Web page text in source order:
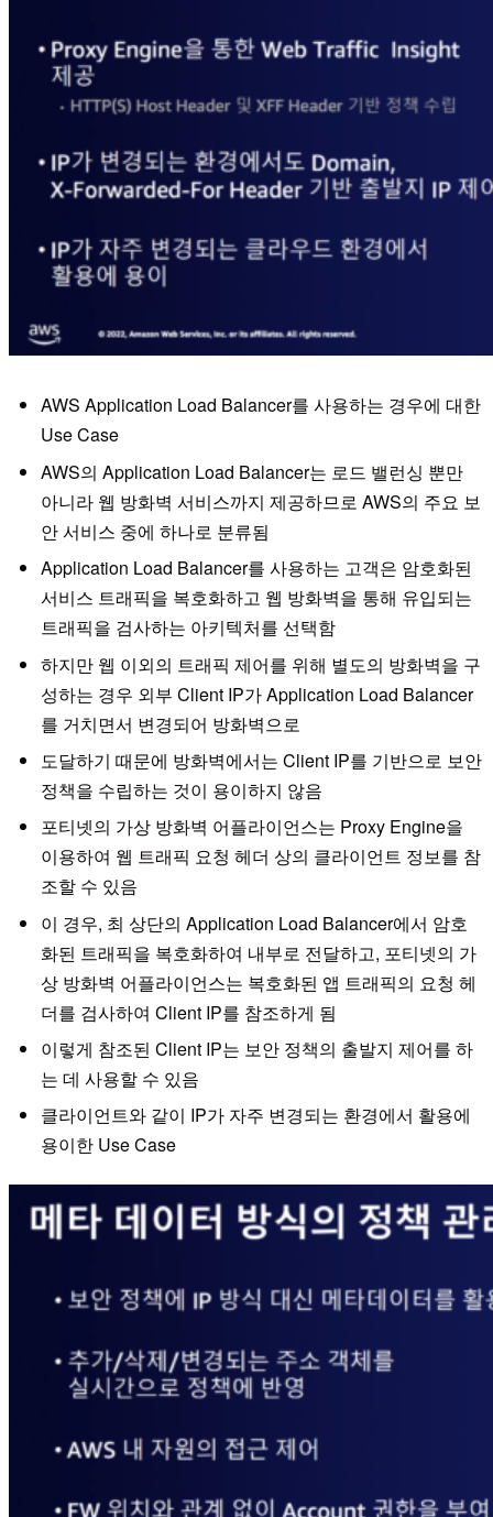
AWS Application Load Balancer를 사용하는 경우에 대한
Use Case
AWS의 Application Load Balancer는 로드 밸런싱 뿐만
아니라 웹 방화벽 서비스까지 제공하므로 AWS의 주요 보
안 서비스 중에 하나로 분류됨
Application Load Balancer를 사용하는 고객은 암호화된
서비스 트래픽을 복호화하고 웹 방화벽을 통해 유입되는
트래픽을 검사하는 아키텍처를 선택함
하지만 웹 이외의 트래픽 제어를 위해 별도의 방화벽을 구
성하는 경우 외부 Client IP가 Application Load Balancer
를 거치면서 변경되어 방화벽으로
도달하기 때문에 방화벽에서는 Client IP를 기반으로 보안
정책을 수립하는 것이 용이하지 않음
포티넷의 가상 방화벽 어플라이언스는 Proxy Engine을
이용하여 웹 트래픽 요청 헤더 상의 클라이언트 정보를 참
조할 수 있음
이 경우, 최 상단의 Application Load Balancer에서 암호
화된 트래픽을 복호화하여 내부로 전달하고, 포티넷의 가
상 방화벽 어플라이언스는 복호화된 앱 트래픽의 요청 헤
더를 검사하여 Client IP를 참조하게 됨
이렇게 참조된 Client IP는 보안 정책의 출발지 제어를 하
는 데 사용할 수 있음
클라이언트와 같이 IP가 자주 변경되는 환경에서 활용에
용이한 Use Case